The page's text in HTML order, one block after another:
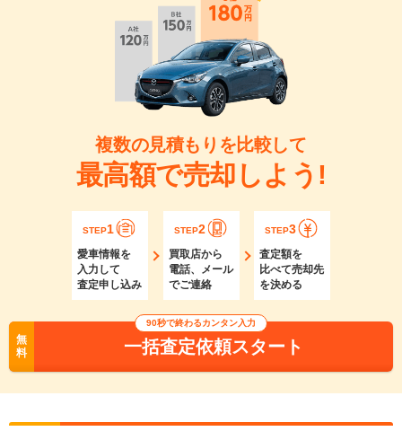
複数の見積もりを比較して
最高額で売却しよう!
STEP1
愛車情報を
入力して
査定申し込み
STEP2
買取店から
電話、メール
でご連絡
STEP3
査定額を
比べて売却先
を決める
無
料
90秒で終わるカンタン入力
一括査定依頼スタート